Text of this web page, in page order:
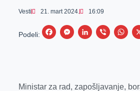
Vesti 21. mart 2024. 16:09
Podeli:
F
b
M
e
L
e
V
r
W
s
Ministar za rad, zapošljavanje,